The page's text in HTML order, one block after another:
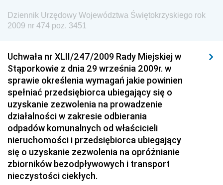
Dziennik Urzędowy Ministra Energii
Dziennik Urzędowy Ministra Finansów
Dziennik Urzędowy Ministra Rozwoju i Finansów
Dziennik Urzędowy Wyższego Urzędu Górniczego
Dziennik Urzędowy Prezesa Urzędu Transportu
Kolejowego
Dziennik Urzędowy Ministra Przedsiębiorczości i
Technologii
Dziennik Urzędowy Ministra Inwestycji i Rozwoju
Dziennik Urzędowy Naczelnego Dyrektora Archiwów
Państwowych
Dziennik Urzędowy Województwa Świętokrzyskiego rok
2009 nr 474 poz. 3451
Uchwała nr XLII/247/2009 Rady Miejskiej w
Stąporkowie z dnia 29 września 2009r. w
sprawie określenia wymagań jakie powinien
spełniać przedsiębiorca ubiegający się o
uzyskanie zezwolenia na prowadzenie
działalności w zakresie odbierania
odpadów komunalnych od właścicieli
nieruchomości i przedsiębiorca ubiegający
się o uzyskanie zezwolenia na opróżnianie
zbiorników bezodpływowych i transport
nieczystości ciekłych.